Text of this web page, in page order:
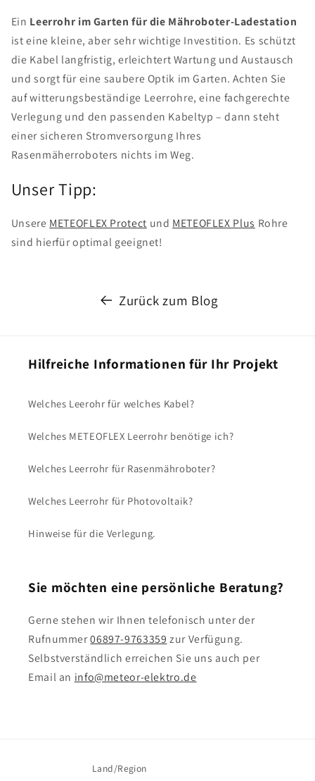
Ein Leerrohr im Garten für die Mähroboter-Ladestation
ist eine kleine, aber sehr wichtige Investition. Es schützt
die Kabel langfristig, erleichtert Wartung und Austausch
und sorgt für eine saubere Optik im Garten. Achten Sie
auf witterungsbeständige Leerrohre, eine fachgerechte
Verlegung und den passenden Kabeltyp – dann steht
einer sicheren Stromversorgung Ihres
Rasenmäherroboters nichts im Weg.
Unser Tipp:
Unsere METEOFLEX Protect und METEOFLEX Plus Rohre
sind hierfür optimal geeignet!
Zurück zum Blog
Hilfreiche Informationen für Ihr Projekt
Welches Leerohr für welches Kabel?
Welches METEOFLEX Leerrohr benötige ich?
Welches Leerrohr für Rasenmähroboter?
Welches Leerrohr für Photovoltaik?
Hinweise für die Verlegung.
Sie möchten eine persönliche Beratung?
Gerne stehen wir Ihnen telefonisch unter der
Rufnummer06897-9763359 zur Verfügung.
Selbstverständlich erreichen Sie uns auch per
Email an info@meteor-elektro.de
Land/Region